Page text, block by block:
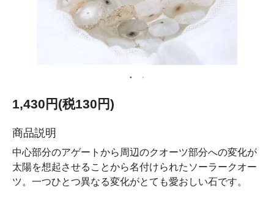
1,430円(税130円)
商品説明
中心部分のアゲートから周辺のクオーツ部分への変化が
太陽を想起させることから名付けられたソーラークオー
ツ。一つひとつ異なる変化がとても愛おしい石です。